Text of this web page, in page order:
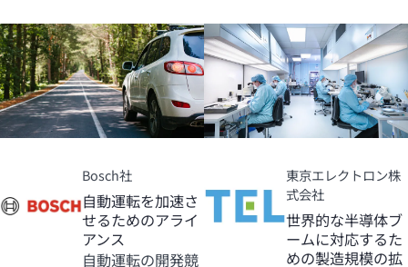
Bosch社
自動運転を加速さ
せるためのアライ
アンス
自動運転の開発競
東京エレクトロン株
式会社
世界的な半導体ブ
ームに対応するた
めの製造規模の拡